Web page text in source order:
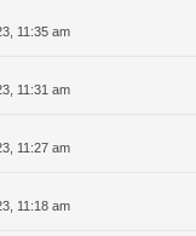
11:35 am
11:31 am
11:27 am
11:18 am